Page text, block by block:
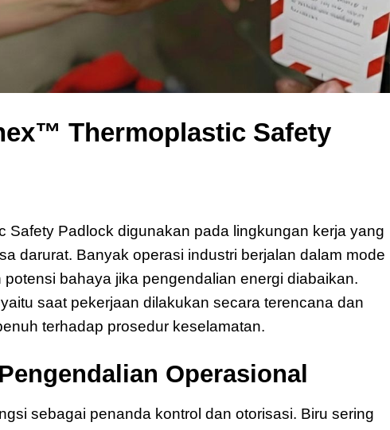
Thermoplastic Safety
Padlock digunakan pada lingkungan kerja yang
darurat. Banyak operasi industri berjalan dalam mode
bahaya jika pengendalian energi diabaikan.
saat pekerjaan dilakukan secara terencana dan
terhadap prosedur keselamatan.
Operasional
sebagai penanda kontrol dan otorisasi. Biru sering